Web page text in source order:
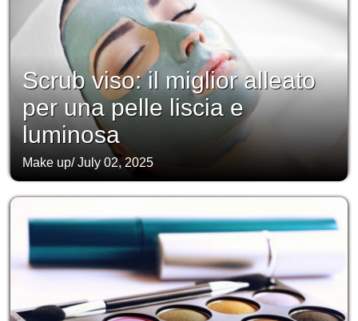
Scrub viso: il miglior alleato
per una pelle liscia e
luminosa
Make up/July 02, 2025